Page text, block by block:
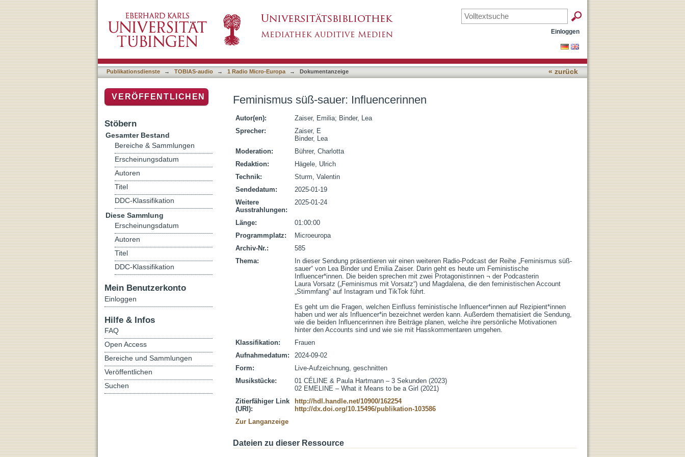
Einloggen
Publikationsdienste → TOBIAS-audio → 1 Radio Micro-Europa → Dokumentanzeige « zurück
Feminismus süß-sauer: Influencerinnen
Autor(en): Zaiser, Emilia; Binder, Lea
Sprecher:
Zaiser, E
Binder, Lea
Moderation:
Bührer, Charlotta
Redaktion:
Hägele, Ulrich
Technik:
Sturm, Valentin
Sendedatum:
2025-01-19
Weitere
Ausstrahlungen:
2025-01-24
Länge:
01:00:00
Programmplatz:
Microeuropa
Archiv-Nr.:
585
Thema:
In dieser Sendung präsentieren wir einen weiteren Radio-Podcast der Reihe „Feminismus süß-
sauer“ von Lea Binder und Emilia Zaiser. Darin geht es heute um Feministische
Influencer*innen. Die beiden sprechen mit zwei Protagonistinnen ¬ der Podcasterin
Laura Vorsatz („Feminismus mit Vorsatz“) und Magdalena, die den feministischen Account
„Stimmfang“ auf Instagram und TikTok führt.
Es geht um die Fragen, welchen Einfluss feministische Influencer*innen auf Rezipient*innen
haben und wer als Influencer*in bezeichnet werden kann. Außerdem thematisiert die Sendung,
wie die beiden Influencerinnen ihre Beiträge planen, welche ihre persönliche Motivationen
hinter den Accounts sind und wie sie mit Hasskommentaren umgehen.
Klassifikation:
Frauen
Aufnahmedatum:
2024-09-02
Form:
Live-Aufzeichnung, geschnitten
Musikstücke:
01 CÉLINE & Paula Hartmann – 3 Sekunden (2023)
02 EMELINE – What it Means to be a Girl (2021)
Zitierfähiger Link
(URI):
http://hdl.handle.net/10900/162254
http://dx.doi.org/10.15496/publikation-103586
Zur Langanzeige
Dateien zu dieser Ressource
VERÖFFENTLICHEN
Stöbern
Gesamter Bestand
Bereiche & Sammlungen
Erscheinungsdatum
Autoren
Titel
DDC-Klassifikation
Diese Sammlung
Erscheinungsdatum
Autoren
Titel
DDC-Klassifikation
Mein Benutzerkonto
Einloggen
Hilfe & Infos
FAQ
Open Access
Bereiche und Sammlungen
Veröffentlichen
Suchen